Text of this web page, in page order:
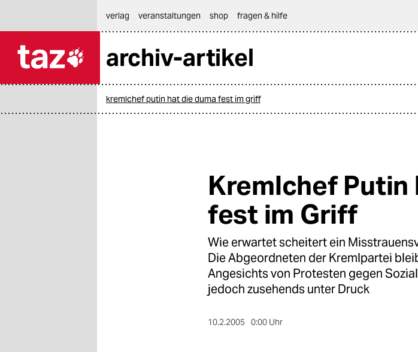
themen
verlag
veranstaltungen shop fragen & hilfe
archiv-artikel
kremlchef putin hat die duma fest im griff
Kremlchef Putin
fest im Griff
Wie erwartet scheitert ein
Die Abgeordneten der Kremlpartei
Angesichts von Protesten gegen
jedoch zusehends unter Druck
10.2.2005 0:00 Uhr